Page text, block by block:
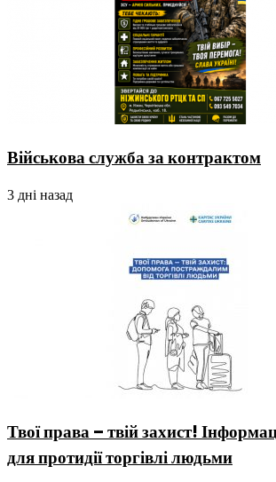
Військова служба за контрактом
3 дні назад
Твої права – твій захист!
для протидії торгівлі людьми